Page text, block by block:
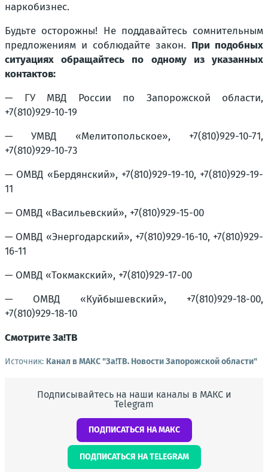
наркобизнес.
Будьте осторожны! Не поддавайтесь сомнительным
предложениям и соблюдайте закон. При подобных
ситуациях обращайтесь по одному из указанных
контактов:
— ГУ МВД России по Запорожской области,
+7(810)929-10-19
— УМВД «Мелитопольское», +7(810)929-10-71,
+7(810)929-10-73
— ОМВД «Бердянский», +7(810)929-19-10, +7(810)929-19-
11
— ОМВД «Васильевский», +7(810)929-15-00
— ОМВД «Энергодарский», +7(810)929-16-10, +7(810)929-
16-11
— ОМВД «Токмакский», +7(810)929-17-00
— ОМВД «Куйбышевский», +7(810)929-18-00,
+7(810)929-18-10
Смотрите За!ТВ
Источник: Канал в МАКС "Зa!ТВ. Новости Запорожской области"
Подписывайтесь на наши каналы в МАКС и
Telegram
ПОДПИСАТЬСЯ НА МАКС
ПОДПИСАТЬСЯ НА TELEGRAM